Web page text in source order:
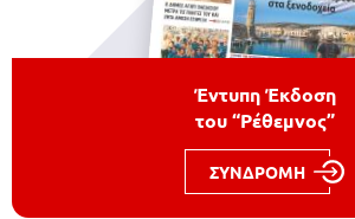
Έντυπη Έκδοση
του “Ρέθεμνος”
ΣΥΝΔΡΟΜΗ